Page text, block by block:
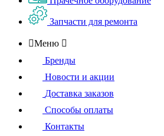
Запчасти для ремонта
Меню 
Бренды
Новости и акции
Доставка заказов
Способы оплаты
Контакты